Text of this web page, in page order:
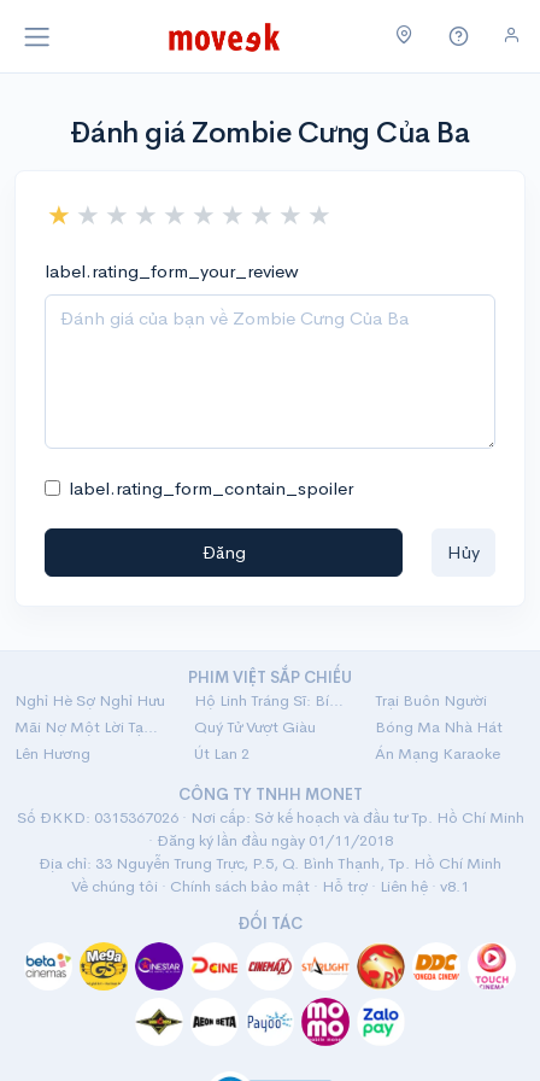
Đánh giá Zombie Cưng Của Ba
label.rating_form_your_review
label.rating_form_contain_spoiler
Đăng Hủy
PHIM VIỆT SẮP CHIẾU
Nghỉ Hè Sợ Nghỉ Hưu
Hộ Linh Tráng Sĩ: Bí Ẩn Mộ Vua Đinh
Trại Buôn Người
Mãi Nợ Một Lời Tạm Biệt
Quý Tử Vượt Giàu
Bóng Ma Nhà Hát
Lên Hương
Út Lan 2
Án Mạng Karaoke
CÔNG TY TNHH MONET
Số ĐKKD: 0315367026 · Nơi cấp: Sở kế hoạch và đầu tư Tp. Hồ Chí Minh
· Đăng ký lần đầu ngày 01/11/2018
Địa chỉ: 33 Nguyễn Trung Trực, P.5, Q. Bình Thạnh, Tp. Hồ Chí Minh
Về chúng tôi · Chính sách bảo mật · Hỗ trợ · Liên hệ · v8.1
ĐỐI TÁC